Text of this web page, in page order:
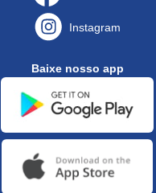
Instagram
Baixe nosso app